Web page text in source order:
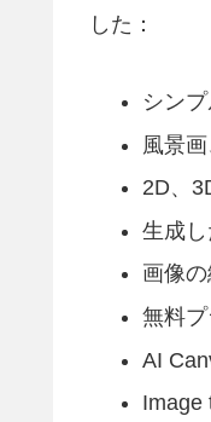
した：
シン
風景
2D、
生成
画像
無料
AI
Image